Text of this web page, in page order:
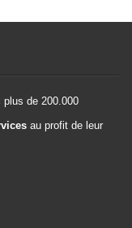
plus de 200.000
au profit de leur